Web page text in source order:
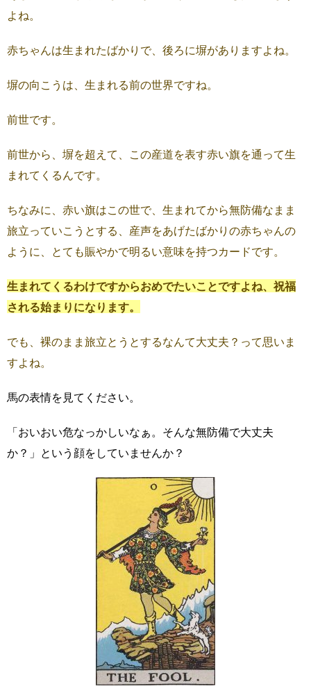
よね。
赤ちゃんは生まれたばかりで、後ろに塀がありますよね。
塀の向こうは、生まれる前の世界ですね。
前世です。
前世から、塀を超えて、この産道を表す赤い旗を通って生
まれてくるんです。
ちなみに、赤い旗はこの世で、生まれてから無防備なまま
旅立っていこうとする、産声をあげたばかりの赤ちゃんの
ように、とても賑やかで明るい意味を持つカードです。
生まれてくるわけですからおめでたいことですよね、祝福
される始まりになります。
でも、裸のまま旅立とうとするなんて大丈夫？って思いま
すよね。
馬の表情を見てください。
「おいおい危なっかしいなぁ。そんな無防備で大丈夫
か？」という顔をしていませんか？